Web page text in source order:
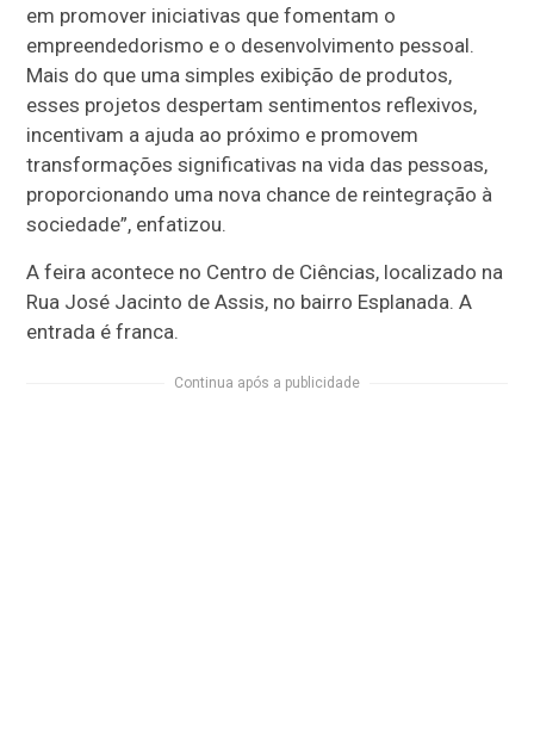
em promover iniciativas que fomentam o
empreendedorismo e o desenvolvimento pessoal.
Mais do que uma simples exibição de produtos,
esses projetos despertam sentimentos reflexivos,
incentivam a ajuda ao próximo e promovem
transformações significativas na vida das pessoas,
proporcionando uma nova chance de reintegração à
sociedade”, enfatizou.
A feira acontece no Centro de Ciências, localizado na
Rua José Jacinto de Assis, no bairro Esplanada. A
entrada é franca.
Continua após a publicidade